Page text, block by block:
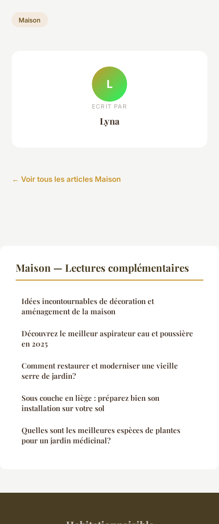
Maison
L
ECRIT PAR
Lyna
← Voir tous les articles Maison
Maison — Lectures complémentaires
Idées incontournables de décoration et
aménagement de la maison
Découvrez le meilleur aspirateur eau et poussière
en 2025
Comment restaurer et moderniser une vieille
serre de jardin?
Sous couche en liège : préparez bien son
installation sur votre sol
Quelles sont les meilleures espèces de plantes
pour un jardin médicinal?